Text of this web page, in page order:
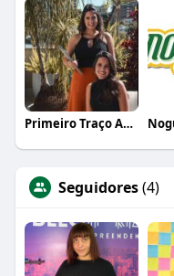
Primeiro Traço Arquitetura
Seguidores(4)